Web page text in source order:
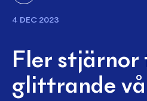
4 DEC 2023
Fler stjärnor
glittrande